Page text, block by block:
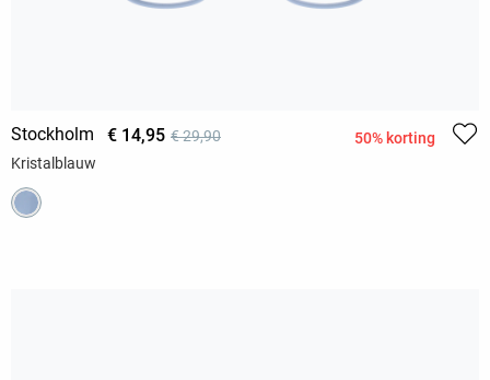
Stockholm € 14,95 € 29,90
50% korting
Kristalblauw